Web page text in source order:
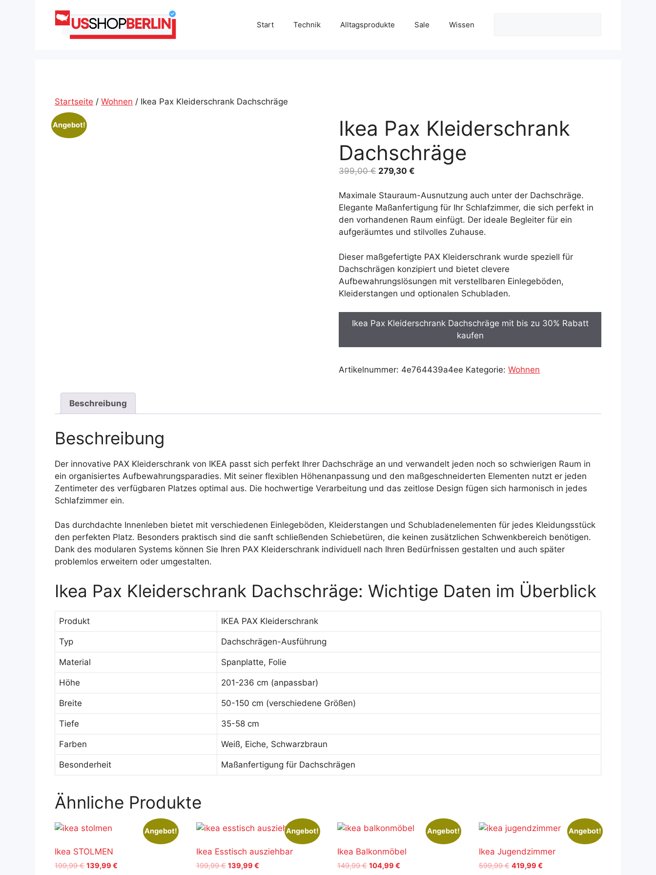
Start Technik Alltagsprodukte Sale Wissen
Startseite / Wohnen / Ikea Pax Kleiderschrank Dachschräge
Angebot!
Ikea Pax Kleiderschrank
Dachschräge
399,00€ Ursprünglicher
war:
399,00 €
279,30€
ist:
279,30 €.
Maximale Stauraum-Ausnutzung auch unter der Dachschräge.
Elegante Maßanfertigung für Ihr Schlafzimmer, die sich perfekt in
den vorhandenen Raum einfügt. Der ideale Begleiter für ein
aufgeräumtes und stilvolles Zuhause.
Dieser maßgefertigte PAX Kleiderschrank wurde speziell für
Dachschrägen konzipiert und bietet clevere
Aufbewahrungslösungen mit verstellbaren Einlegeböden,
Kleiderstangen und optionalen Schubladen.
Ikea Pax Kleiderschrank Dachschräge mit bis zu 30% Rabatt
kaufen
Artikelnummer: 4e764439a4ee Kategorie:Wohnen
Beschreibung
Beschreibung
Der innovative PAX Kleiderschrank von IKEA passt sich perfekt Ihrer Dachschräge an und verwandelt jeden noch so schwierigen Raum in
ein organisiertes Aufbewahrungsparadies. Mit seiner flexiblen Höhenanpassung und den maßgeschneiderten Elementen nutzt er jeden
Zentimeter des verfügbaren Platzes optimal aus. Die hochwertige Verarbeitung und das zeitlose Design fügen sich harmonisch in jedes
Schlafzimmer ein.
Das durchdachte Innenleben bietet mit verschiedenen Einlegeböden, Kleiderstangen und Schubladenelementen für jedes Kleidungsstück
den perfekten Platz. Besonders praktisch sind die sanft schließenden Schiebetüren, die keinen zusätzlichen Schwenkbereich benötigen.
Dank des modularen Systems können Sie Ihren PAX Kleiderschrank individuell nach Ihren Bedürfnissen gestalten und auch später
problemlos erweitern oder umgestalten.
Ikea Pax Kleiderschrank Dachschräge: Wichtige Daten im Überblick
Produkt IKEA PAX Kleiderschrank
Typ Dachschrägen-Ausführung
Material Spanplatte, Folie
Höhe 201-236 cm (anpassbar)
Breite 50-150 cm (verschiedene Größen)
Tiefe 35-58 cm
Farben Weiß, Eiche, Schwarzbraun
Besonderheit Maßanfertigung für Dachschrägen
Ähnliche Produkte
Angebot!
Ikea STOLMEN
199,99€ Ursprünglicher
139,99 €
Angebot!
Ikea Esstisch ausziehbar
199,99€ Ursprünglicher
139,99 €Aktueller
Angebot!
Ikea Balkonmöbel
149,99€ Ursprünglicher
104,99 €
Angebot!
Ikea Jugendzimmer
599,99€ Ursprünglicher
419,99 €Aktueller